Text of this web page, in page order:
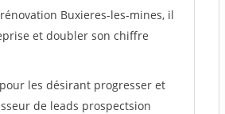
Buxieres-les-mines, il
et doubler son chiffre
les désirant progresser et
de leads prospectsion